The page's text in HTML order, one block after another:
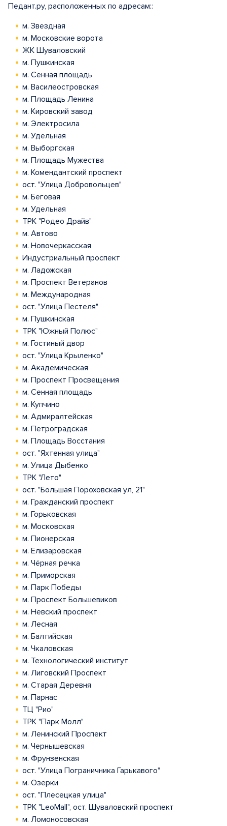
Педант.ру, расположенных по адресам::
м. Звездная
м. Московские ворота
ЖК Шуваловский
м. Пушкинская
м. Сенная площадь
м. Василеостровская
м. Площадь Ленина
м. Кировский завод
м. Электросила
м. Удельная
м. Выборгская
м. Площадь Мужества
м. Комендантский проспект
ост. "Улица Добровольцев"
м. Беговая
м. Удельная
ТРК "Родео Драйв"
м. Автово
м. Новочеркасская
Индустриальный проспект
м. Ладожская
м. Проспект Ветеранов
м. Международная
ост. "Улица Пестеля"
м. Пушкинская
ТРК "Южный Полюс"
м. Гостиный двор
ост. "Улица Крыленко"
м. Академическая
м. Проспект Просвещения
м. Сенная площадь
м. Купчино
м. Адмиралтейская
м. Петроградская
м. Площадь Восстания
ост. "Яхтенная улица"
м. Улица Дыбенко
ТРК "Лето"
ост. "Большая Пороховская ул, 21"
м. Гражданский проспект
м. Горьковская
м. Московская
м. Пионерская
м. Елизаровская
м. Чёрная речка
м. Приморская
м. Парк Победы
м. Проспект Большевиков
м. Невский проспект
м. Лесная
м. Балтийская
м. Чкаловская
м. Технологический институт
м. Лиговский Проспект
м. Старая Деревня
м. Парнас
ТЦ "Рио"
ТРК "Парк Молл"
м. Ленинский Проспект
м. Чернышевская
м. Фрунзенская
ост. "Улица Пограничника Гарькавого"
м. Озерки
ост. "Плесецкая улица"
ТРК "LeoMall", ост. Шуваловский проспект
м. Ломоносовская